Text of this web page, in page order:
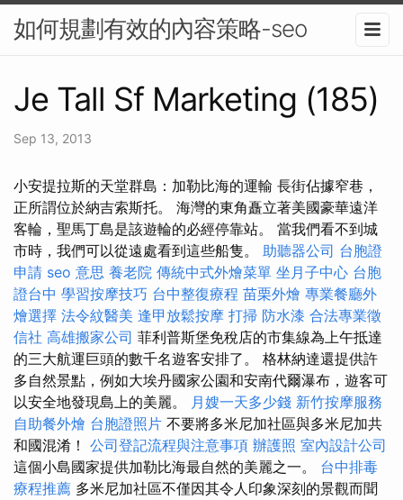
如何規劃有效的內容策略-seo
Je Tall Sf Marketing (185)
Sep 13, 2013
小安提拉斯的天堂群島：加勒比海的運輸 長街佔據窄巷，
正所謂位於納吉索斯托。 海灣的東角矗立著美國豪華遠洋
客輪，聖馬丁島是該遊輪的必經停靠站。 當我們看不到城
市時，我們可以從遠處看到這些船隻。 助聽器公司 台胞證
申請 seo 意思 養老院 傳統中式外燴菜單 坐月子中心 台胞
證台中 學習按摩技巧 台中整復療程 苗栗外燴 專業餐廳外
燴選擇 法令紋醫美 逢甲放鬆按摩 打掃 防水漆 合法專業徵
信社 高雄搬家公司 菲利普斯堡免稅店的市集線為上午抵達
的三大航運巨頭的數千名遊客安排了。 格林納達還提供許
多自然景點，例如大埃丹國家公園和安南代爾瀑布，遊客可
以安全地發現島上的美麗。
月嫂一天多少錢 新竹按摩服務
自助餐外燴 台胞證照片 不要將多米尼加社區與多米尼加共
和國混淆！ 公司登記流程與注意事項 辦護照 室內設計公司
這個小島國家提供加勒比海最自然的美麗之一。 台中排毒
療程推薦 多米尼加社區不僅因其令人印象深刻的景觀而聞